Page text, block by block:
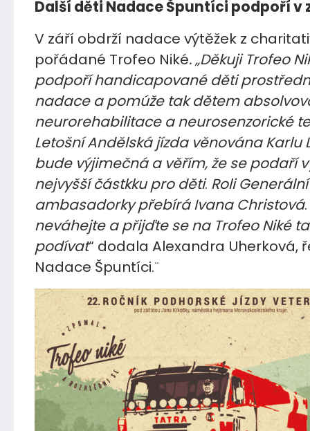
Další děti Nadace Špuntíci podpoří v
V září obdrží nadace výtěžek z
pořádané Trofeo Niké. „Děkuji Trofeo
podpoří handicapované děti
nadace a pomúže tak dětem
neurorehabilitace a neurosenzorické
Letošní Andělská jízda věnována Karlu
bude výjimečná a věřím, že se podaří
nejvyšší částkku pro děti. Roli Generální
ambasadorky přebírá Ivana Christová.
neváhejte a přijďte se na Trofeo Niké
podívat“ dodala Alexandra Uherková,
Nadace Špuntíci.¨